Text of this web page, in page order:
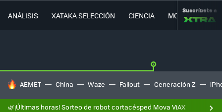
ANÁLISIS XATAKA SELECCIÓN CIENCIA MOVILIDAD
Suscríbete a
HOY SE HABLA DE
AEMET China Waze Fallout Generación Z
🌿¡Últimas horas! Sorteo de robot cortacésped Mova ViAX